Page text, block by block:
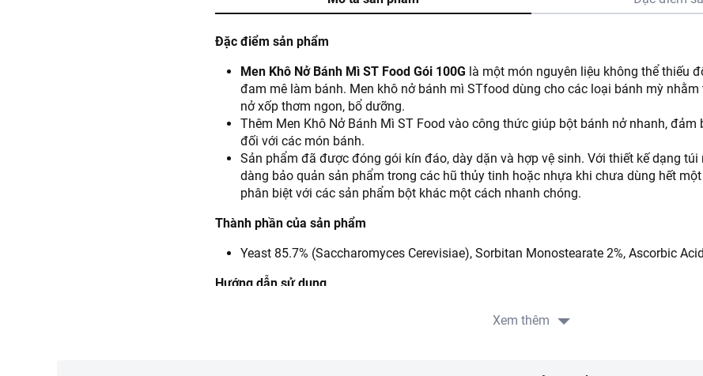
Đặc điểm sản phẩm
Men Khô Nở Bánh Mì ST Food Gói 100G là một món nguyên liệu không thể thiếu
đam mê làm bánh. Men khô nở bánh mì STfood dùng cho các loại bánh mỳ
nở xốp thơm ngon, bổ dưỡng.
Thêm Men Khô Nở Bánh Mì ST Food vào công thức giúp bột bánh nở nhanh, đảm
đối với các món bánh.
Sản phẩm đã được đóng gói kín đáo, dày dặn và hợp vệ sinh. Với thiết kế dạng túi
dàng bảo quản sản phẩm trong các hũ thủy tinh hoặc nhựa khi chưa dùng hết
phân biệt với các sản phẩm bột khác một cách nhanh chóng.
Thành phần của sản phẩm
Yeast 85.7% (Saccharomyces Cerevisiae), Sorbitan Monostearate 2%, Ascorbic
Hướng dẫn sử dụng
Pha 1 thìa men với 2 chén nước ấm (không dùng nước nóng), ngâm đến khi men
Xem thêm